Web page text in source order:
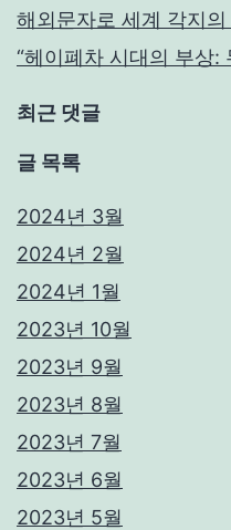
해외문자로 세계 각지
“헤이폐차 시대의 부상:
최근 댓글
글 목록
2024년 3월
2024년 2월
2024년 1월
2023년 10월
2023년 9월
2023년 8월
2023년 7월
2023년 6월
2023년 5월